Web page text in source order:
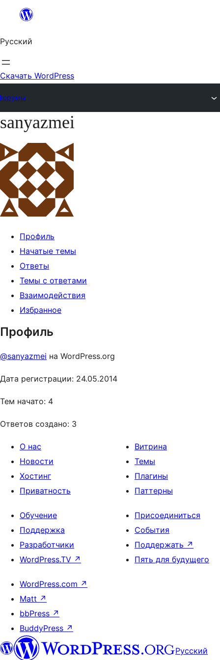
Перейти
содержимому
Русский
Скачать WordPress
Перейти
содержимому
sanyazmei
Профиль
Начатые темы
Ответы
Темы с ответами
Взаимодействия
Избранное
Профиль
@sanyazmei на WordPress.org
Дата регистрации: 24.05.2014
Тем начато: 4
Ответов создано: 3
О нас
Новости
Хостинг
Приватность
Витрина
Темы
Плагины
Паттерны
Обучение
Поддержка
Разработчики
WordPress.TV ↗
Присоединиться
События
Поддержать ↗
Пять для будущего
WordPress.com ↗
Matt ↗
bbPress ↗
BuddyPress ↗
Русский